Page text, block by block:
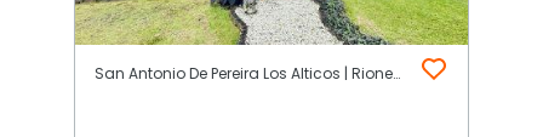
San Antonio De Pereira Los Alticos | Rionegro